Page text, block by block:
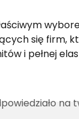
się firm,
i pełnej
na